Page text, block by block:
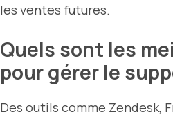
les ventes futures.
Quels sont les
pour gérer le
Des outils comme Zendesk,